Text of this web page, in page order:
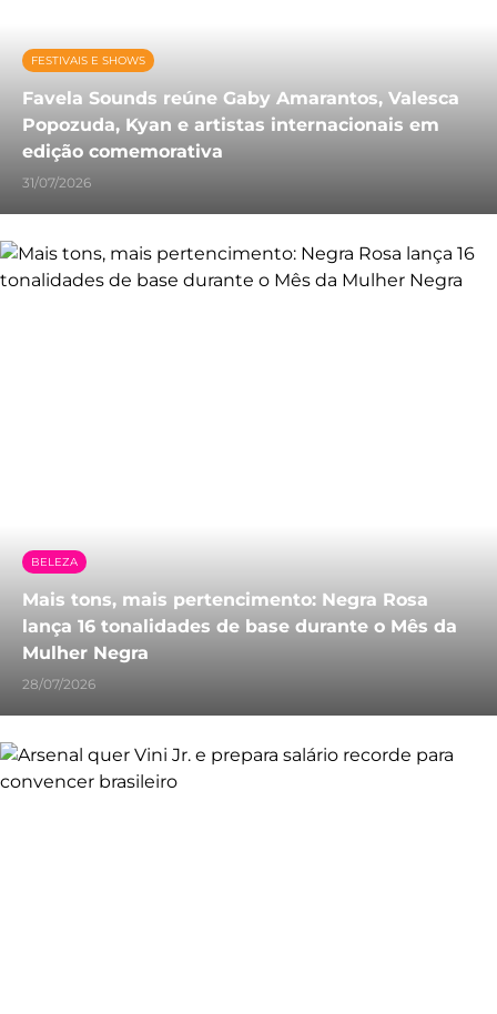
FESTIVAIS E SHOWS
Favela Sounds reúne Gaby Amarantos, Valesca
Popozuda, Kyan e artistas internacionais em
edição comemorativa
31/07/2026
BELEZA
Mais tons, mais pertencimento: Negra Rosa
lança 16 tonalidades de base durante o Mês da
Mulher Negra
28/07/2026